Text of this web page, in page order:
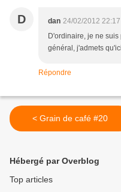
D dan 24/02/2012 22:17
D'ordinaire, je ne
général, j'admets
Répondre
< Grain de café #20
Hébergé par Overblog
Top articles